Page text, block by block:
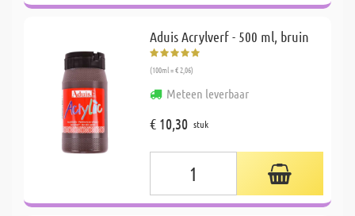
Aduis Acrylverf - 500 ml, bruin
(100ml = € 2,06)
Meteen leverbaar
€ 10,30 stuk